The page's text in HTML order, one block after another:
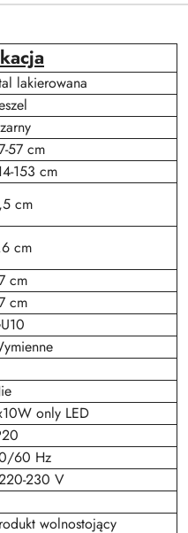
lakierowana
57 cm
153 cm
cm
cm
cm
cm
only LED
60 Hz
230 V
wolnostojący